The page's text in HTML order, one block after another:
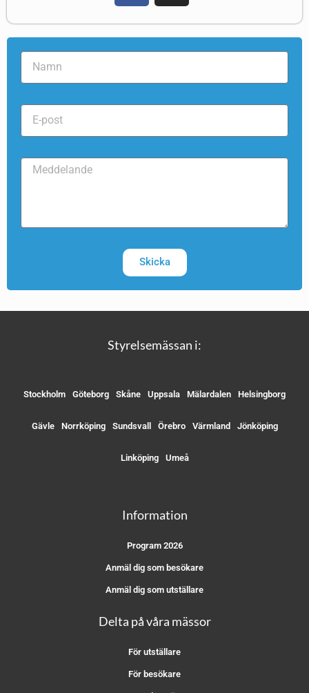
Skicka
Styrelsemässan i:
Stockholm Göteborg Skåne Uppsala Mälardalen Helsingborg
Gävle Norrköping Sundsvall Örebro Värmland Jönköping
Linköping Umeå
Information
Program 2026
Anmäl dig som besökare
Anmäl dig som utställare
Delta på våra mässor
För utställare
För besökare